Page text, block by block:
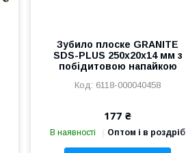
Зубило плоске GRANITE
SDS-PLUS 250х20х14 мм з
побідитовою напайкою
6118-000040458
177 ₴
В наявності Оптом і в роздріб